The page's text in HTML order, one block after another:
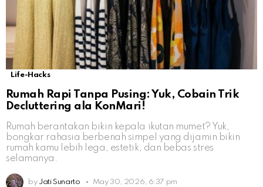
Life-Hacks
Rumah Rapi Tanpa Pusing: Yuk, Cobain Trik
Decluttering ala KonMari!
Rumah berantakan bikin kepala ikutan mumet? Yuk,
bongkar rahasia berbenah simpel yang dijamin bikin
rumah kamu lebih lega, estetik, dan bebas stres
selamanya.
by Jati Sunarto May 30, 2026, 6:37 pm